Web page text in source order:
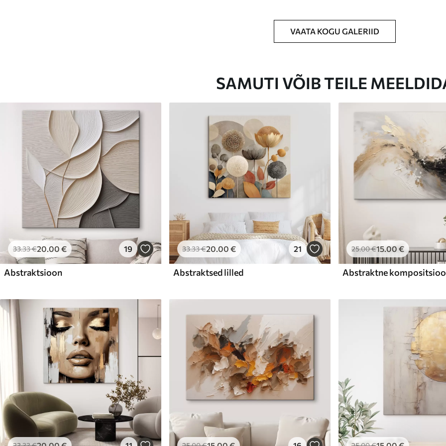
VAATA KOGU GALERIID
SAMUTI VÕIB TEILE
33.33€20.00 € 19
Abstraktsioon
33.33€20.00 € 21
Abstraktsed lilled
25.00€15.00 €